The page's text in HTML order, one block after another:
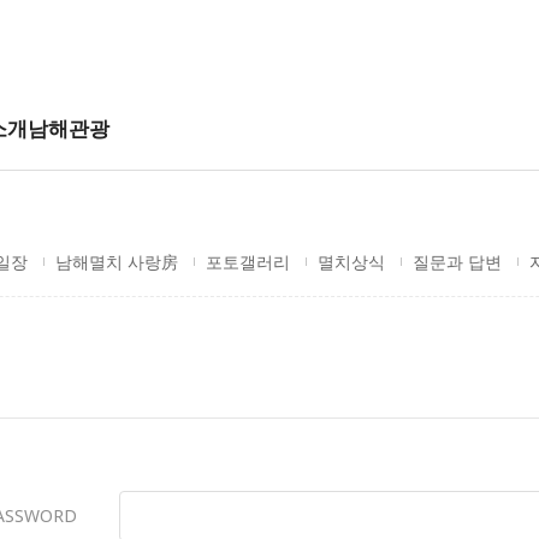
개남해관광
장 남해멸치 사랑房 포토갤러리 멸치상식 질문과 답변